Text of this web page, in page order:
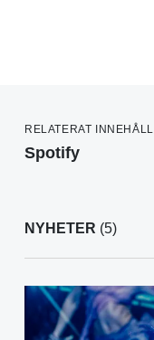
RELATERAT INNEHÅLL
Spotify
NYHETER (5)